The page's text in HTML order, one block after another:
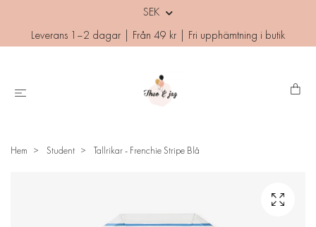
SEK
Leverans 1–2 dagar | Från 49 kr | Fri upphämtning i butik
Hem Student Tallrikar - Frenchie Stripe Blå